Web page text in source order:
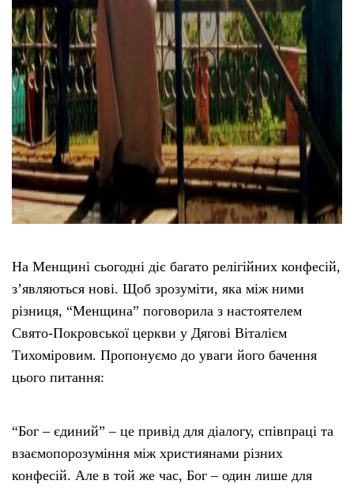
На Менщині сьогодні діє багато релігійних конфесій,
з’являються нові. Щоб зрозуміти, яка між ними
різниця, “Менщина” поговорила з настоятелем
Свято-Покровської церкви у Дягові Віталієм
Тихоміровим. Пропонуємо до уваги його бачення
цього питання:
“Бог – єдиний” – це привід для діалогу, співпраці та
взаємопорозуміння між християнами різних
конфесій. Але в той же час, Бог – один лише для